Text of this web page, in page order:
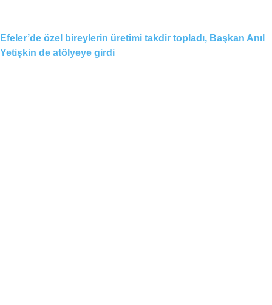
Efeler’de özel bireylerin üretimi takdir topladı, Başkan Anıl
Yetişkin de atölyeye girdi